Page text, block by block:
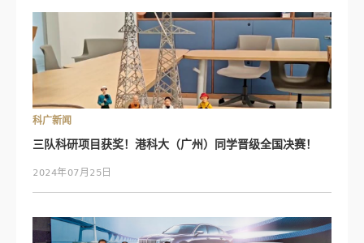
科广新闻
三队科研项目获奖！港科大（广州）同学晋级全国决赛！
2024年07月25日